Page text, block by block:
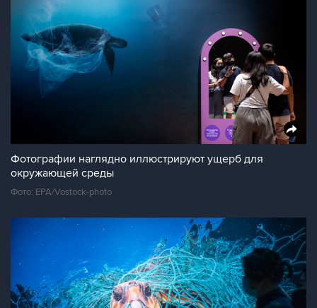
Фотографии наглядно иллюстрируют ущерб для
окружающей среды
Фото: EPA/Vostock-photo